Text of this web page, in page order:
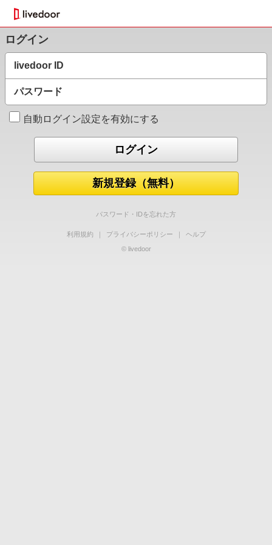
ログイン
livedoor ID
パスワード
自動ログイン設定を有効にする
新規登録（無料）
パスワード・IDを忘れた方
利用規約 ｜ プライバシーポリシー ｜
ヘルプ
© livedoor